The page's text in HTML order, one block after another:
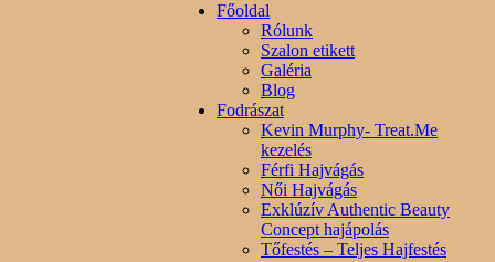
Főoldal
Rólunk
Szalon etikett
Galéria
Blog
Fodrászat
Kevin Murphy- Treat.Me
kezelés
Férfi Hajvágás
Női Hajvágás
Exklúzív Authentic Beauty
Concept hajápolás
Tőfestés – Teljes Hajfestés